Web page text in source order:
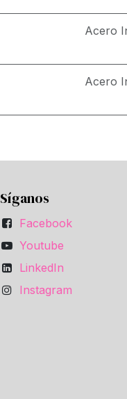
Acero
Acero
Síganos
Facebook
Youtube
LinkedIn
Instagram